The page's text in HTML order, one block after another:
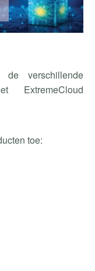
verschillende
ExtremeCloud
toe: